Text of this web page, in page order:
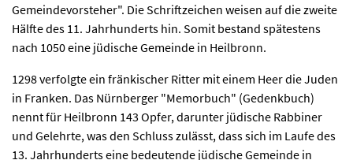
Gemeindevorsteher". Die Schriftzeichen weisen auf die zweite
Hälfte des 11. Jahrhunderts hin. Somit bestand spätestens
nach 1050 eine jüdische Gemeinde in Heilbronn.
1298 verfolgte ein fränkischer Ritter mit einem Heer die Juden
in Franken. Das Nürnberger "Memorbuch" (Gedenkbuch)
nennt für Heilbronn 143 Opfer, darunter jüdische Rabbiner
und Gelehrte, was den Schluss zulässt, dass sich im Laufe des
13. Jahrhunderts eine bedeutende jüdische Gemeinde in